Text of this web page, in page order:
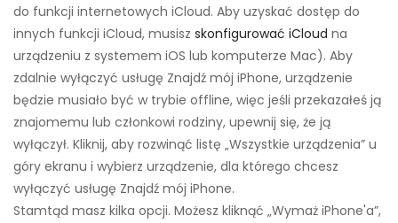
do funkcji internetowych iCloud. Aby uzyskać dostęp do
innych funkcji iCloud, musisz skonfigurować iCloud na
urządzeniu z systemem iOS lub komputerze Mac). Aby
zdalnie wyłączyć usługę Znajdź mój iPhone, urządzenie
będzie musiało być w trybie offline, więc jeśli przekazałeś ją
znajomemu lub członkowi rodziny, upewnij się, że ją
wyłączył. Kliknij, aby rozwinąć listę „Wszystkie urządzenia” u
góry ekranu i wybierz urządzenie, dla którego chcesz
wyłączyć usługę Znajdź mój iPhone.
Stamtąd masz kilka opcji. Możesz kliknąć „Wymaż iPhone'a”,